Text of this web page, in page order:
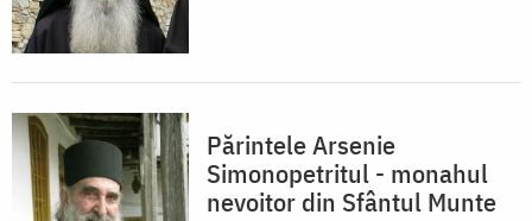
Părintele Arsenie
Simonopetritul - monahul
nevoitor din Sfântul Munte